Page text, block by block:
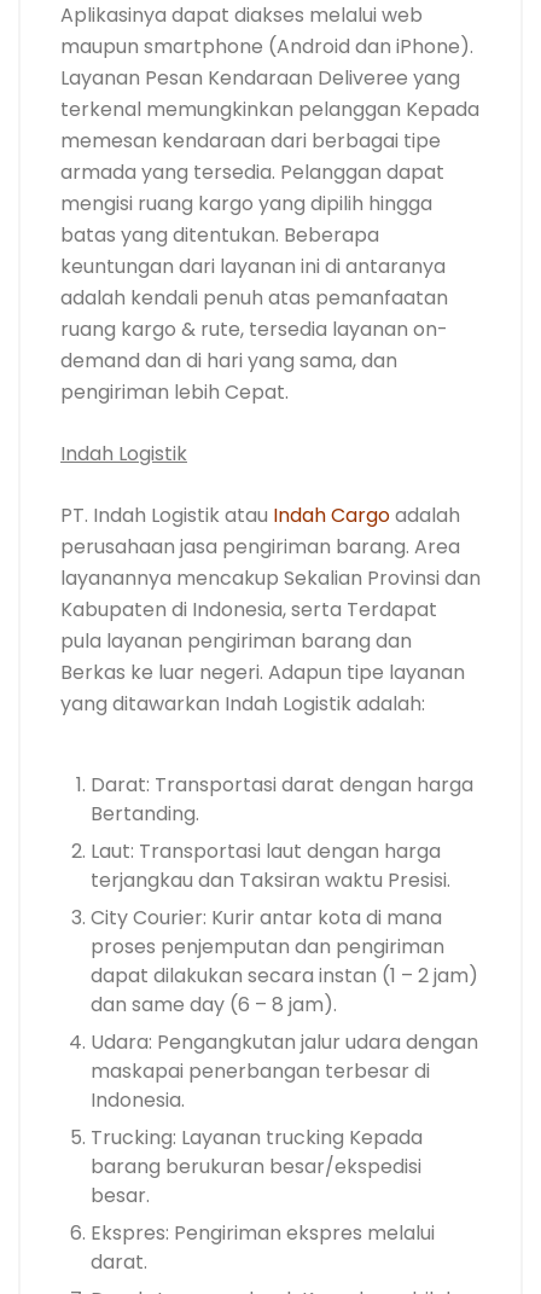
Aplikasinya dapat diakses melalui web
maupun smartphone (Android dan iPhone).
Layanan Pesan Kendaraan Deliveree yang
terkenal memungkinkan pelanggan Kepada
memesan kendaraan dari berbagai tipe
armada yang tersedia. Pelanggan dapat
mengisi ruang kargo yang dipilih hingga
batas yang ditentukan. Beberapa
keuntungan dari layanan ini di antaranya
adalah kendali penuh atas pemanfaatan
ruang kargo & rute, tersedia layanan on-
demand dan di hari yang sama, dan
pengiriman lebih Cepat.
Indah Logistik
PT. Indah Logistik atau Indah Cargoadalah
perusahaan jasa pengiriman barang. Area
layanannya mencakup Sekalian Provinsi dan
Kabupaten di Indonesia, serta Terdapat
pula layanan pengiriman barang dan
Berkas ke luar negeri. Adapun tipe layanan
yang ditawarkan Indah Logistik adalah:
Darat: Transportasi darat dengan harga
Bertanding.
Laut: Transportasi laut dengan harga
terjangkau dan Taksiran waktu Presisi.
City Courier: Kurir antar kota di mana
proses penjemputan dan pengiriman
dapat dilakukan secara instan (1 – 2 jam)
dan same day (6 – 8 jam).
Udara: Pengangkutan jalur udara dengan
maskapai penerbangan terbesar di
Indonesia.
Trucking: Layanan trucking Kepada
barang berukuran besar/ekspedisi
besar.
Ekspres: Pengiriman ekspres melalui
darat.